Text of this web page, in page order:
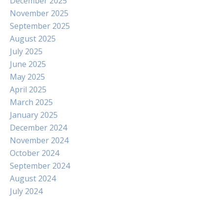
November 2025
September 2025
August 2025
July 2025
June 2025
May 2025
April 2025
March 2025
January 2025
December 2024
November 2024
October 2024
September 2024
August 2024
July 2024